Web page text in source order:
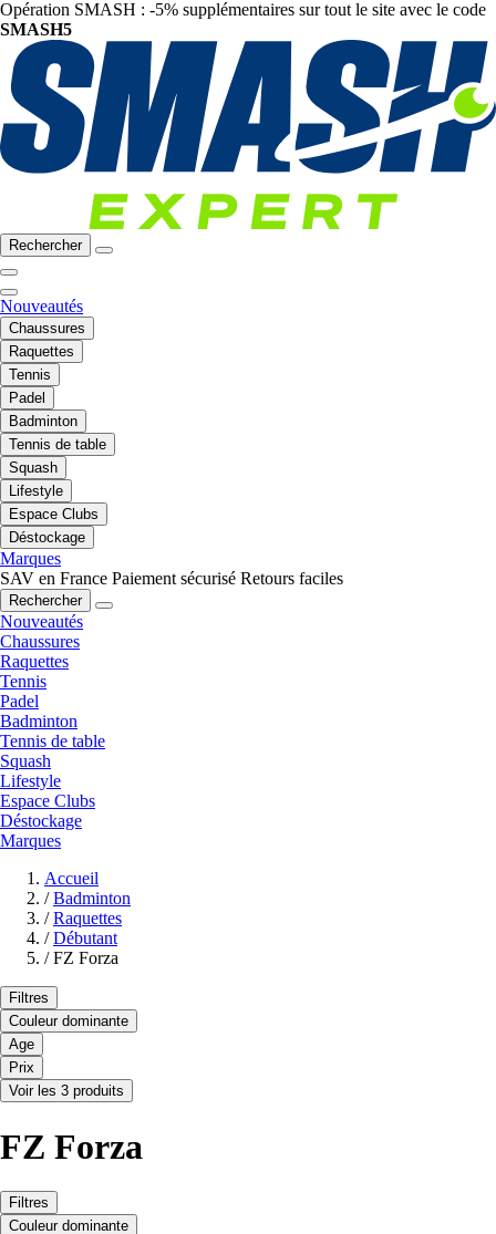
Opération SMASH : -5% supplémentaires sur tout le site avec le code
SMASH5
Rechercher
Nouveautés
Chaussures
Raquettes
Tennis
Padel
Badminton
Tennis de table
Squash
Lifestyle
Espace Clubs
Déstockage
Marques
SAV en France Paiement sécurisé Retours faciles
Rechercher
Nouveautés
Chaussures
Raquettes
Tennis
Padel
Badminton
Tennis de table
Squash
Lifestyle
Espace Clubs
Déstockage
Marques
Accueil
/ Badminton
/ Raquettes
/ Débutant
/ FZ Forza
Filtres
Couleur dominante
Age
Prix
Voir les 3 produits
FZ Forza
Filtres
Couleur dominante